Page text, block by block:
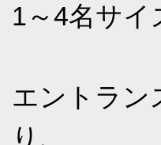
1～4名サ
エントラン
り、